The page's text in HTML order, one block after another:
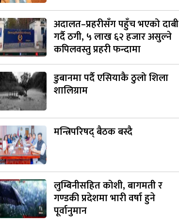
अदालत–प्रहरीसँग पहुँच भएको दाबी
गर्दै ठगी, ५ लाख ६२ हजार असुल्ने
कपिलवस्तु प्रहरी फन्दामा
डुबानमा पर्दै एसियाकै ठुलो शिला
शालिग्राम
मन्त्रिपरिषद् बैठक बस्दै
लुम्बिनीसहित कोशी, बागमती र
गण्डकी प्रदेशमा भारी वर्षा हुने
पूर्वानुमान